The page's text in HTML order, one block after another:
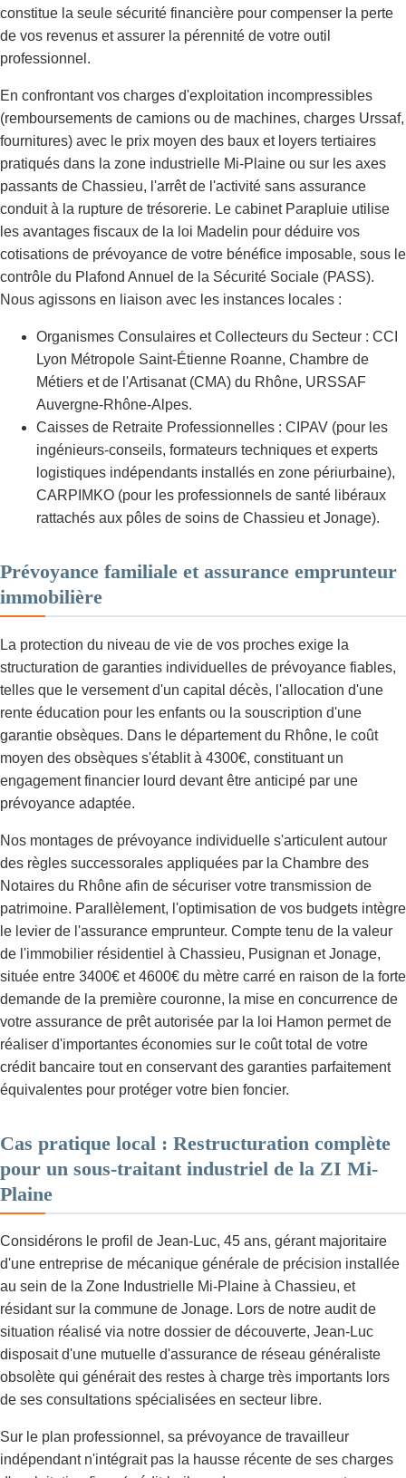
constitue la seule sécurité financière pour compenser la perte
de vos revenus et assurer la pérennité de votre outil
professionnel.
En confrontant vos charges d'exploitation incompressibles
(remboursements de camions ou de machines, charges Urssaf,
fournitures) avec le prix moyen des baux et loyers tertiaires
pratiqués dans la zone industrielle Mi-Plaine ou sur les axes
passants de Chassieu, l'arrêt de l'activité sans assurance
conduit à la rupture de trésorerie. Le cabinet Parapluie utilise
les avantages fiscaux de la loi Madelin pour déduire vos
cotisations de prévoyance de votre bénéfice imposable, sous le
contrôle du Plafond Annuel de la Sécurité Sociale (PASS).
Nous agissons en liaison avec les instances locales :
Organismes Consulaires et Collecteurs du Secteur : CCI
Lyon Métropole Saint-Étienne Roanne, Chambre de
Métiers et de l'Artisanat (CMA) du Rhône, URSSAF
Auvergne-Rhône-Alpes.
Caisses de Retraite Professionnelles : CIPAV (pour les
ingénieurs-conseils, formateurs techniques et experts
logistiques indépendants installés en zone périurbaine),
CARPIMKO (pour les professionnels de santé libéraux
rattachés aux pôles de soins de Chassieu et Jonage).
Prévoyance familiale et assurance emprunteur
immobilière
La protection du niveau de vie de vos proches exige la
structuration de garanties individuelles de prévoyance fiables,
telles que le versement d'un capital décès, l'allocation d'une
rente éducation pour les enfants ou la souscription d'une
garantie obsèques. Dans le département du Rhône, le coût
moyen des obsèques s'établit à 4300€, constituant un
engagement financier lourd devant être anticipé par une
prévoyance adaptée.
Nos montages de prévoyance individuelle s'articulent autour
des règles successorales appliquées par la Chambre des
Notaires du Rhône afin de sécuriser votre transmission de
patrimoine. Parallèlement, l'optimisation de vos budgets intègre
le levier de l'assurance emprunteur. Compte tenu de la valeur
de l'immobilier résidentiel à Chassieu, Pusignan et Jonage,
située entre 3400€ et 4600€ du mètre carré en raison de la forte
demande de la première couronne, la mise en concurrence de
votre assurance de prêt autorisée par la loi Hamon permet de
réaliser d'importantes économies sur le coût total de votre
crédit bancaire tout en conservant des garanties parfaitement
équivalentes pour protéger votre bien foncier.
Cas pratique local : Restructuration complète
pour un sous-traitant industriel de la ZI Mi-
Plaine
Considérons le profil de Jean-Luc, 45 ans, gérant majoritaire
d'une entreprise de mécanique générale de précision installée
au sein de la Zone Industrielle Mi-Plaine à Chassieu, et
résidant sur la commune de Jonage. Lors de notre audit de
situation réalisé via notre dossier de découverte, Jean-Luc
disposait d'une mutuelle d'assurance de réseau généraliste
obsolète qui générait des restes à charge très importants lors
de ses consultations spécialisées en secteur libre.
Sur le plan professionnel, sa prévoyance de travailleur
indépendant n'intégrait pas la hausse récente de ses charges